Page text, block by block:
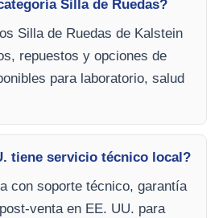
Silla de Ruedas?
Silla de Ruedas de Kalstein
repuestos y opciones de
para laboratorio, salud
tiene servicio técnico local?
con soporte técnico, garantía
venta en EE. UU. para